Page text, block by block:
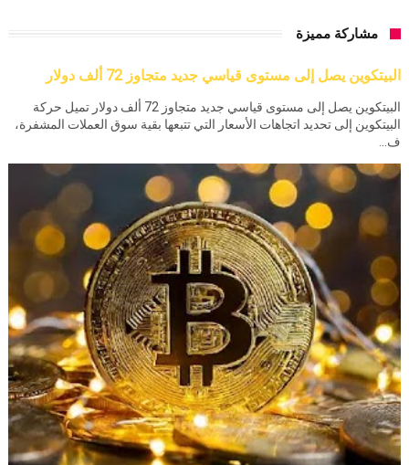
مشاركة مميزة
البيتكوين يصل إلى مستوى قياسي جديد متجاوز 72 ألف دولار
البيتكوين يصل إلى مستوى قياسي جديد متجاوز 72 ألف دولار تميل حركة
البيتكوين إلى تحديد اتجاهات الأسعار التي تتبعها بقية سوق العملات المشفرة،
ف...